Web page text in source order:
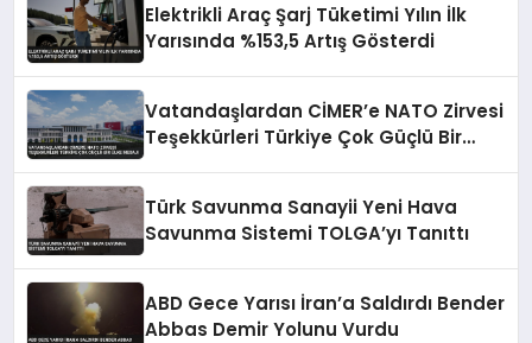
Elektrikli Araç Şarj Tüketimi Yılın İlk
Yarısında %153,5 Artış Gösterdi
Vatandaşlardan CİMER’e NATO Zirvesi
Teşekkürleri Türkiye Çok Güçlü Bir
Türk Savunma Sanayii Yeni Hava
Savunma Sistemi TOLGA’yı Tanıttı
ABD Gece Yarısı İran’a Saldırdı Bender
Abbas Demir Yolunu Vurdu